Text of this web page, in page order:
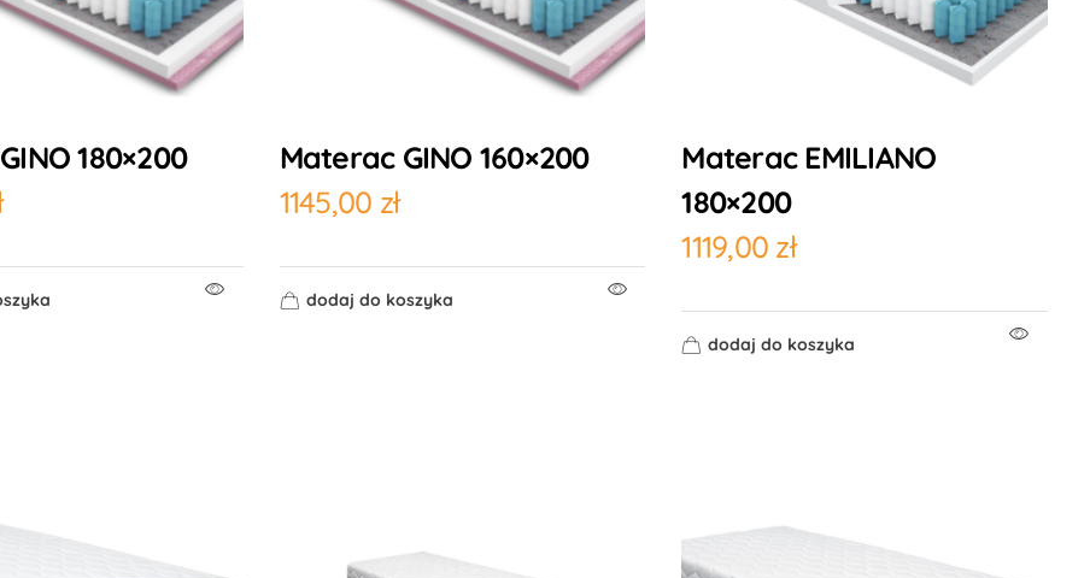
180×200
Materac GINO 160×200
1145,00 zł
dodaj do koszyka
Materac EMILIANO
180×200
1119,00 zł
dodaj do koszyka